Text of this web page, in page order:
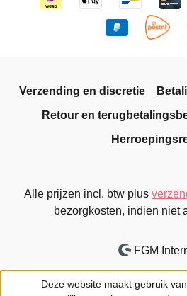
Verzending en discretie
Retour en
Alle prijzen incl. btw plus
bezorgkosten, indien niet
FGM
Deze website maakt gebruik